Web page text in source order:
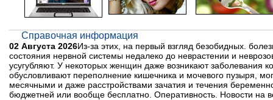
Справочная информация
02 Августа 2026Из-за этих, на первый взгляд безобидных.
состояния нервной системы недалеко до неврастении и
усугубляют. У некоторых женщин даже возникают заболевания
обусловливают переполнение кишечника и мочевого пузыря,
месячными и даже расстройствами зачатия и течения
бюджетней или вообще бесплатно. Оперативность. Новости на